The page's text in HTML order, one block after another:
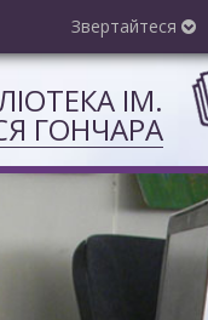
Звертайтеся
ІМ.
ГОНЧАРА